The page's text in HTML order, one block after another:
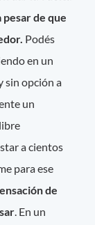
de que
Podés
en un
sin opción a
un
a cientos
para ese
de
. En un